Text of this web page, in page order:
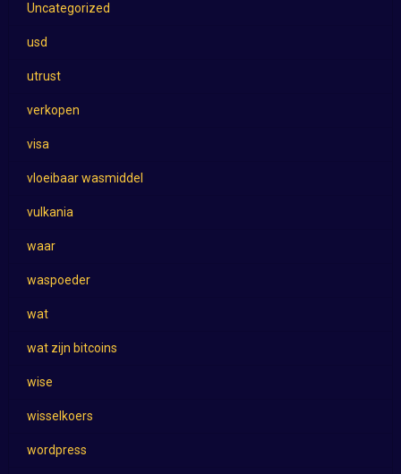
Uncategorized
usd
utrust
verkopen
visa
vloeibaar wasmiddel
vulkania
waar
waspoeder
wat
wat zijn bitcoins
wise
wisselkoers
wordpress